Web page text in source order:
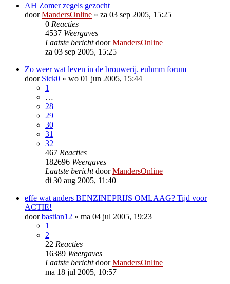
AH Zomer zegels gezocht
doorMandersOnline » za 03 sep 2005, 15:25
0 Reacties
4537 Weergaves
Laatste berichtdoorMandersOnline
za 03 sep 2005, 15:25
Zo weer wat leven in de brouwerij. euhmm forum
door Sick0 » wo 01 jun 2005, 15:44
1
…
28
29
30
31
32
467 Reacties
182696 Weergaves
Laatste berichtdoorMandersOnline
di 30 aug 2005, 11:40
effe wat anders BENZINEPRIJS OMLAAG? Tijd voor
ACTIE!
doorbastian12 » ma 04 jul 2005, 19:23
1
2
22 Reacties
16389 Weergaves
Laatste berichtdoorMandersOnline
ma 18 jul 2005, 10:57